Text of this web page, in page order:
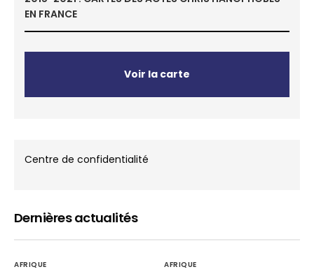
EN FRANCE
Voir la carte
Centre de confidentialité
Dernières actualités
AFRIQUE AFRIQUE